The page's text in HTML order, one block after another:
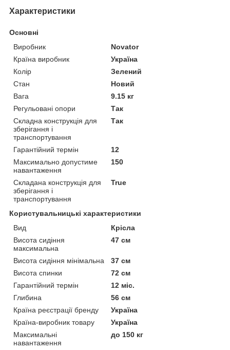
Характеристики
Основні
Виробник
Novator
Країна виробник
Україна
Колір
Зелений
Стан
Новий
Вага
9.15 кг
Регульовані опори
Так
Складна конструкція для
зберігання і
транспортування
Так
Гарантійний термін
12
Максимально допустиме
навантаження
150
Складана конструкція для
зберігання і
транспортування
True
Користувальницькі характеристики
Вид
Крісла
Висота сидіння
максимальна
47 см
Висота сидіння мінімальна
37 см
Висота спинки
72 см
Гарантійний термін
12 міс.
Глибина
56 см
Країна реєстрації бренду
Україна
Країна-виробник товару
Україна
Максимальні
навантаження
до 150 кг